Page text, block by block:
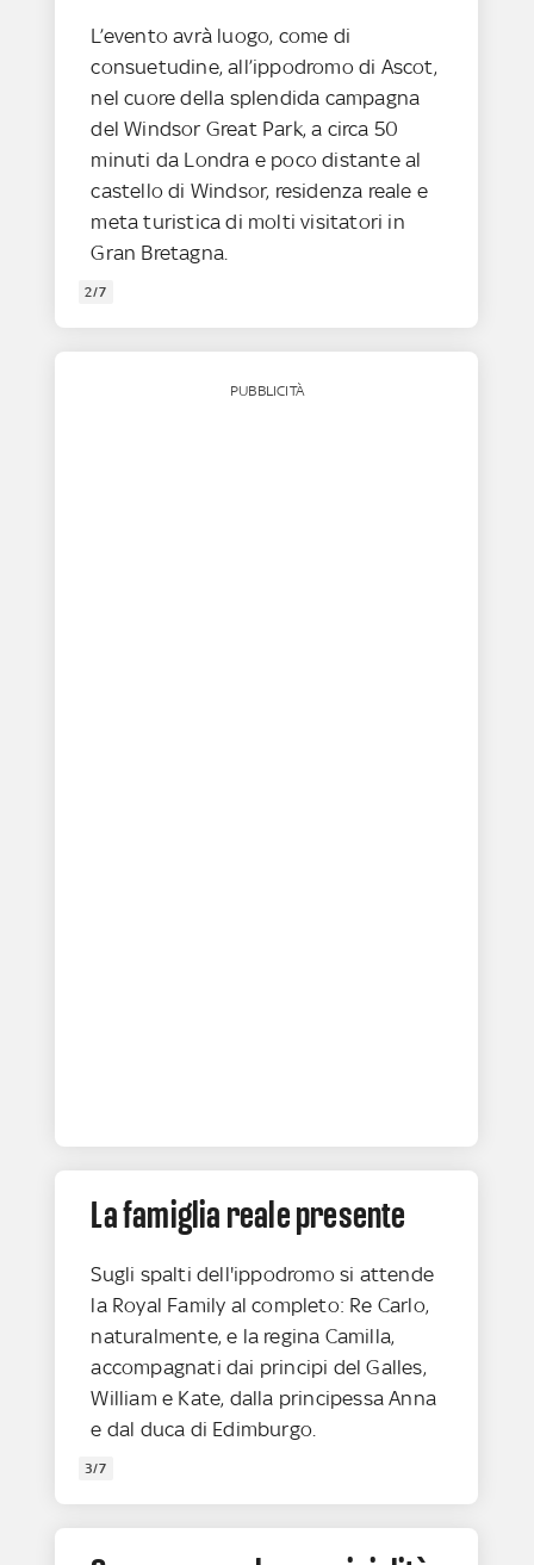
L’evento avrà luogo, come di
consuetudine, all’ippodromo di Ascot,
nel cuore della splendida campagna
del Windsor Great Park, a circa 50
minuti da Londra e poco distante al
castello di Windsor, residenza reale e
meta turistica di molti visitatori in
Gran Bretagna.
2/7
PUBBLICITÀ
La famiglia reale presente
Sugli spalti dell'ippodromo si attende
la Royal Family al completo: Re Carlo,
naturalmente, e la regina Camilla,
accompagnati dai principi del Galles,
William e Kate, dalla principessa Anna
e dal duca di Edimburgo.
3/7